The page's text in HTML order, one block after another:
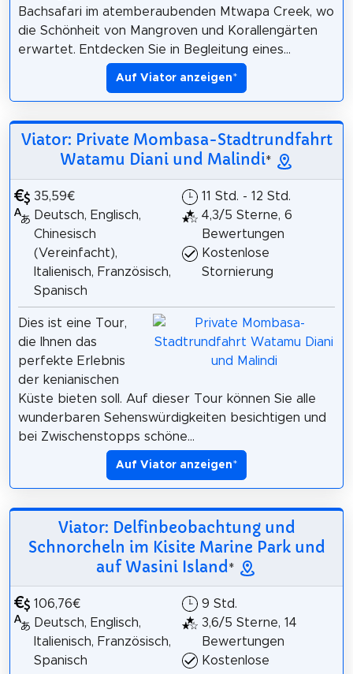
Bachsafari im atemberaubenden Mtwapa Creek, wo
die Schönheit von Mangroven und Korallengärten
erwartet. Entdecken Sie in Begleitung eines...
Auf Viator anzeigen*
Viator: Private Mombasa-Stadtrundfahrt
Watamu Diani und Malindi*
35,59€
Deutsch, Englisch,
Chinesisch
(Vereinfacht),
Italienisch, Französisch,
Spanisch
11 Std. - 12 Std.
4,3/5 Sterne, 6
Bewertungen
Kostenlose
Stornierung
Dies ist eine Tour,
die Ihnen das
perfekte Erlebnis
der kenianischen
Küste bieten soll. Auf dieser Tour können Sie alle
wunderbaren Sehenswürdigkeiten besichtigen und
bei Zwischenstopps schöne...
Auf Viator anzeigen*
Viator: Delfinbeobachtung und
Schnorcheln im Kisite Marine Park und
auf Wasini Island*
106,76€
Deutsch, Englisch,
Italienisch, Französisch,
Spanisch
9 Std.
3,6/5 Sterne, 14
Bewertungen
Kostenlose